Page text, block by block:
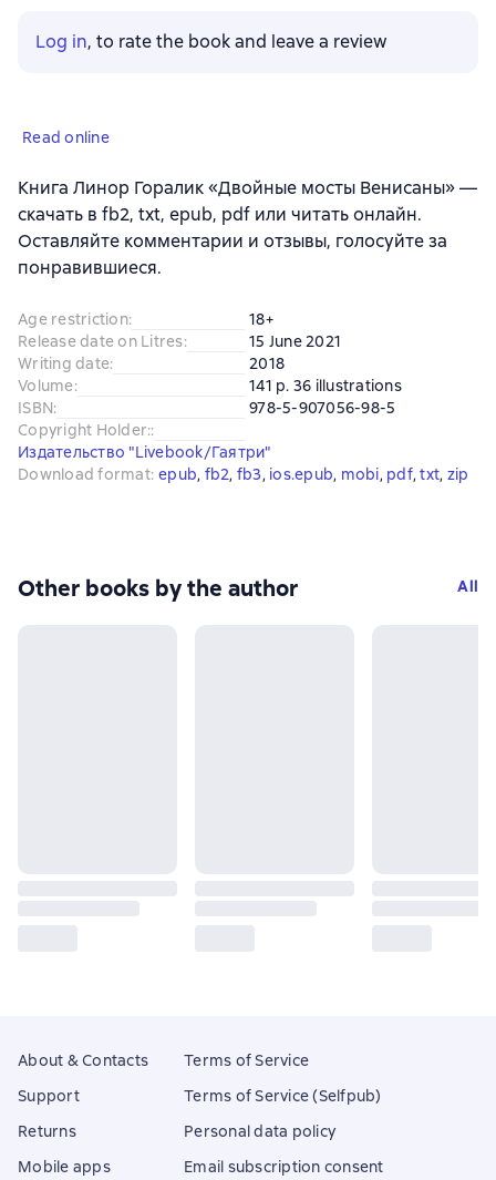
Log in, to rate the book and leave a review
Read online
Книга Линор Горалик «Двойные мосты Венисаны» —
скачать в fb2, txt, epub, pdf или читать онлайн.
Оставляйте комментарии и отзывы, голосуйте за
понравившиеся.
Age restriction:
18+
Release date on Litres:
15 June 2021
Writing date:
2018
Volume:
141 p. 36 illustrations
ISBN:
978-5-907056-98-5
Copyright Holder::
Издательство "Livebook/Гаятри"
Download format: epub, fb2, fb3, ios.epub, mobi, pdf, txt, zip
Other books by the author All
About & Contacts
Support
Returns
Mobile apps
Terms of Service
Terms of Service (Selfpub)
Personal data policy
Email subscription consent